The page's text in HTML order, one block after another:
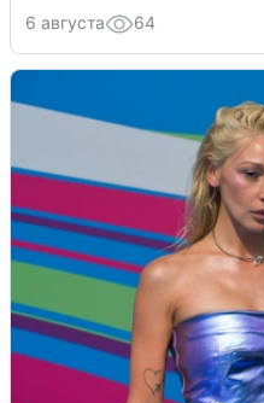
6 августа 64